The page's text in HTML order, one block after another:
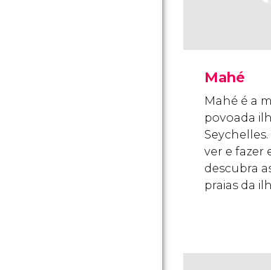
Mahé
Mahé é a
povoada
ver e fazer
descubra
praias da